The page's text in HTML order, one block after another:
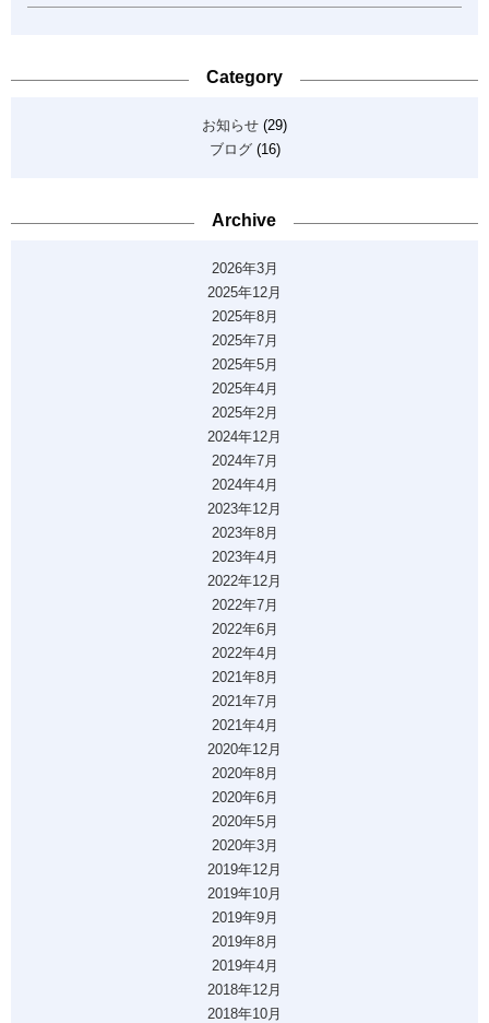
Category
お知らせ (29)
ブログ(16)
Archive
2026年3月
2025年12月
2025年8月
2025年7月
2025年5月
2025年4月
2025年2月
2024年12月
2024年7月
2024年4月
2023年12月
2023年8月
2023年4月
2022年12月
2022年7月
2022年6月
2022年4月
2021年8月
2021年7月
2021年4月
2020年12月
2020年8月
2020年6月
2020年5月
2020年3月
2019年12月
2019年10月
2019年9月
2019年8月
2019年4月
2018年12月
2018年10月